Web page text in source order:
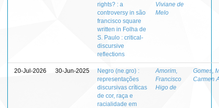
rights? : a
controversy in são
francisco square
written in Folha de
S. Paulo : critical-
discursive
reflections
Viviane de
Melo
20-Jul-2026 30-Jun-2025
Negro (ne.gro) :
representações
discursivas críticas
de cor, raça e
racialidade em
Amorim,
Francisco
Higo de
Gomes,
Carmen